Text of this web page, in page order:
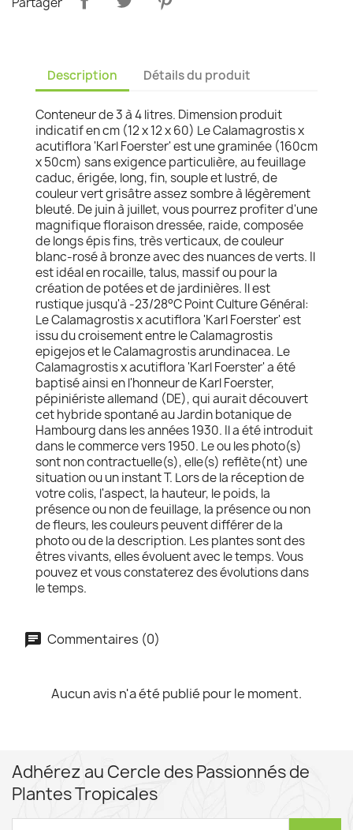
Description Détails du produit
Conteneur de 3 à 4 litres. Dimension produit
indicatif en cm (12 x 12 x 60) Le Calamagrostis x
acutiflora 'Karl Foerster' est une graminée (160cm
x 50cm) sans exigence particulière, au feuillage
caduc, érigée, long, fin, souple et lustré, de
couleur vert grisâtre assez sombre à légèrement
bleuté. De juin à juillet, vous pourrez profiter d'une
magnifique floraison dressée, raide, composée
de longs épis fins, très verticaux, de couleur
blanc-rosé à bronze avec des nuances de verts. Il
est idéal en rocaille, talus, massif ou pour la
création de potées et de jardinières. Il est
rustique jusqu'à -23/28°C Point Culture Général:
Le Calamagrostis x acutiflora 'Karl Foerster' est
issu du croisement entre le Calamagrostis
epigejos et le Calamagrostis arundinacea. Le
Calamagrostis x acutiflora 'Karl Foerster' a été
baptisé ainsi en l'honneur de Karl Foerster,
pépiniériste allemand (DE), qui aurait découvert
cet hybride spontané au Jardin botanique de
Hambourg dans les années 1930. Il a été introduit
dans le commerce vers 1950. Le ou les photo(s)
sont non contractuelle(s), elle(s) reflète(nt) une
situation ou un instant T. Lors de la réception de
votre colis, l'aspect, la hauteur, le poids, la
présence ou non de feuillage, la présence ou non
de fleurs, les couleurs peuvent différer de la
photo ou de la description. Les plantes sont des
êtres vivants, elles évoluent avec le temps. Vous
pouvez et vous constaterez des évolutions dans
le temps.
Commentaires (0)
Aucun avis n'a été publié pour le moment.
Adhérez au Cercle des Passionnés de
Plantes Tropicales